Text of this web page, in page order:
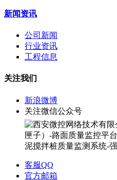
新闻资讯
公司新闻
行业资讯
工程信息
关注我们
新浪微博
关注微信公众号
客服QQ
官方邮箱